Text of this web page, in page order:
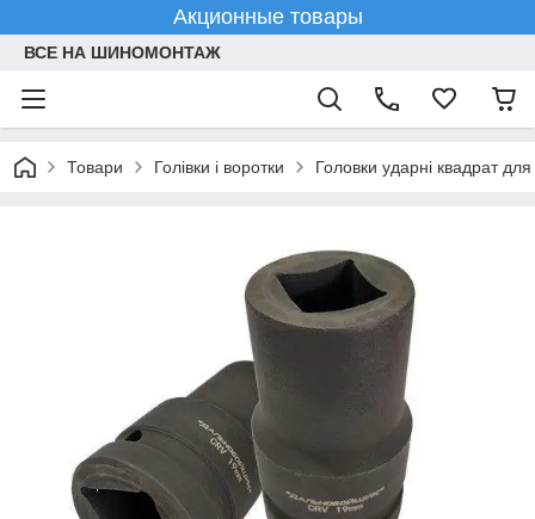
Акционные товары
ВСЕ НА ШИНОМОНТАЖ
Товари Голівки і воротки Головки ударні квадрат